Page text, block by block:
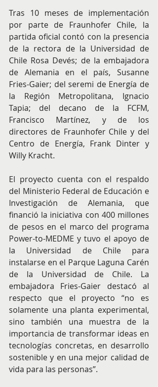
Tras 10 meses de implementación
por parte de Fraunhofer Chile, la
partida oficial contó con la presencia
de la rectora de la Universidad de
Chile Rosa Devés; de la embajadora
de Alemania en el país, Susanne
Fries-Gaier; del seremi de Energía de
la Región Metropolitana, Ignacio
Tapia; del decano de la FCFM,
Francisco Martínez, y de los
directores de Fraunhofer Chile y del
Centro de Energía, Frank Dinter y
Willy Kracht.
El proyecto cuenta con el respaldo
del Ministerio Federal de Educación e
Investigación de Alemania, que
financió la iniciativa con 400 millones
de pesos en el marco del programa
Power-to-MEDME y tuvo el apoyo de
la Universidad de Chile para
instalarse en el Parque Laguna Carén
de la Universidad de Chile. La
embajadora Fries-Gaier destacó al
respecto que el proyecto “no es
solamente una planta experimental,
sino también una muestra de la
importancia de transformar ideas en
tecnologías concretas, en desarrollo
sostenible y en una mejor calidad de
vida para las personas”.